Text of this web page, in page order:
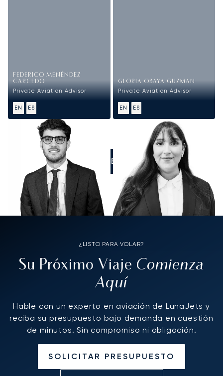
FEDERICO MENÉNDEZ
CARCEDO
Private Aviation Advisor
EN ES
GLORIA OBAYA GUZMAN
Private Aviation Advisor
EN ES
LLÁMENOS
¿LISTO PARA VOLAR?
Su Próximo Viaje Comienza
Aquí
Hable con un experto en aviación de LunaJets y
reciba su presupuesto bajo demanda en cuestión
de minutos. Sin compromiso ni obligación.
SOLICITAR PRESUPUESTO